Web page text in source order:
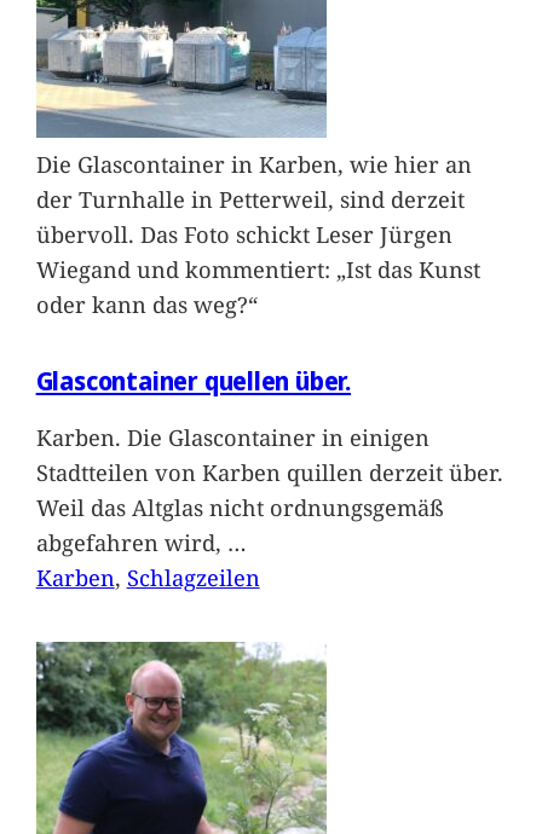
Die Glascontainer in Karben, wie hier an
der Turnhalle in Petterweil, sind derzeit
übervoll. Das Foto schickt Leser Jürgen
Wiegand und kommentiert: „Ist das Kunst
oder kann das weg?“
Glascontainer quellen über.
Karben. Die Glascontainer in einigen
Stadtteilen von Karben quillen derzeit über.
Weil das Altglas nicht ordnungsgemäß
abgefahren wird, …
Karben, Schlagzeilen